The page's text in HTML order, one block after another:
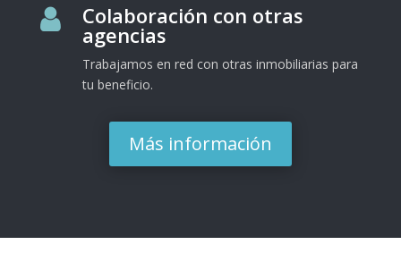
 Colaboración con otras
agencias
Trabajamos en red con otras inmobiliarias para
tu beneficio.
Más información